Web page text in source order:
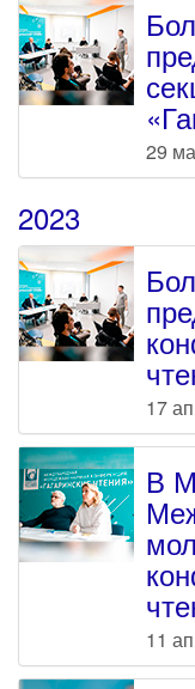
29
2023
17
В
11